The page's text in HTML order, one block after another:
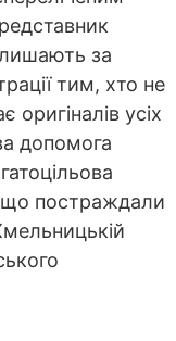
за
тим, хто не
оригіналів усіх
допомога
постраждали